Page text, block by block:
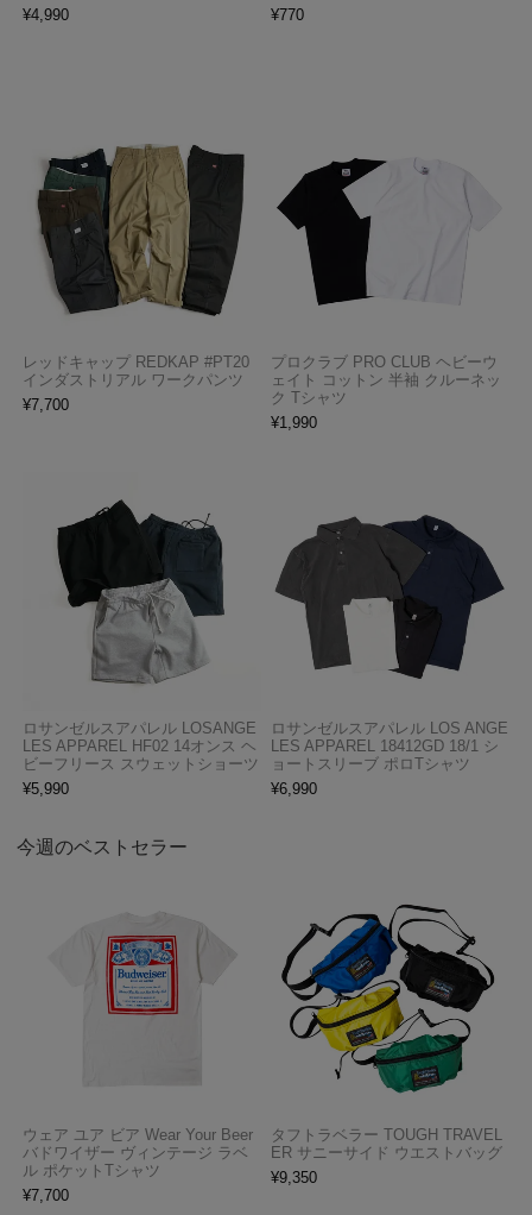
¥4,990
¥770
レッドキャップ REDKAP #PT20
インダストリアル ワークパンツ
¥7,700
プロクラブ PRO CLUB ヘビーウ
ェイト コットン 半袖 クルーネッ
ク Tシャツ
¥1,990
ロサンゼルスアパレル LOSANGE
LES APPAREL HF02 14オンス ヘ
ビーフリース スウェットショーツ
¥5,990
ロサンゼルスアパレル LOS ANGE
LES APPAREL 18412GD 18/1 シ
ョートスリーブ ポロTシャツ
¥6,990
今週のベストセラー
ウェア ユア ビア Wear Your Beer
バドワイザー ヴィンテージ ラベ
ル ポケットTシャツ
¥7,700
タフトラベラー TOUGH TRAVEL
ER サニーサイド ウエストバッグ
¥9,350